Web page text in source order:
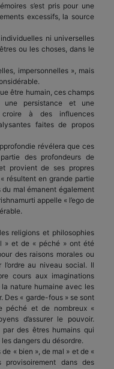
s’est pris pour une
excessifs, la source
ni universelles
ou les choses, dans le
impersonnelles », mais
être humain, ces champs
une persistance et une
à des influences
faites de propos
révélera que ces
des profondeurs de
provient de ses propres
résultent en grande partie
mal émanent également
appelle « l’ego de
religions et philosophies
» et de « péché » ont été
des raisons morales ou
l’ordre au niveau social. Il
cours aux imaginations
nature humaine avec les
Des « garde-fous » se sont
péché et de nombreux «
d’assurer le pouvoir.
par des êtres humains qui
dangers du désordre.
« bien », de mal » et de «
provisoirement dans des